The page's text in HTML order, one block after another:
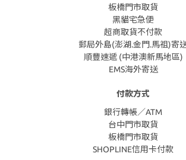
板橋門市取貨
黑貓宅急便
超商取貨不付款
郵局外島(澎湖.金門.馬祖)寄
順豐速遞 (中港澳新馬地區)
EMS海外寄送
付款方式
銀行轉帳／ATM
台中門市取貨
板橋門市取貨
SHOPLINE信用卡付款